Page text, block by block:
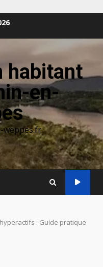
habitant
en-
weppes.fr
: Guide pratique